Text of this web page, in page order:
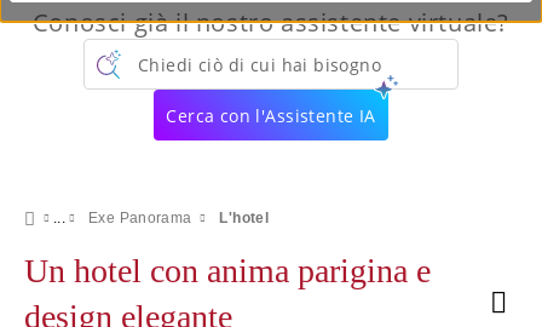
Conosci già il nostro assistente virtuale?
Chiedi ciò di cui hai bisogno
Cerca con l'Assistente IA
Exe Panorama L'hotel
Un hotel con anima parigina e
design elegante